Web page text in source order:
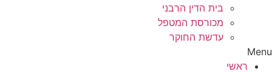
בית הדין הרבני
מכורסת המטפל
עדשת החוקר
Menu
ראשי